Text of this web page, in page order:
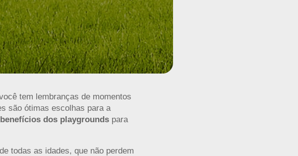
tem lembranças de momentos
são ótimas escolhas para a
benefícios dos playgrounds para
todas as idades, que não perdem